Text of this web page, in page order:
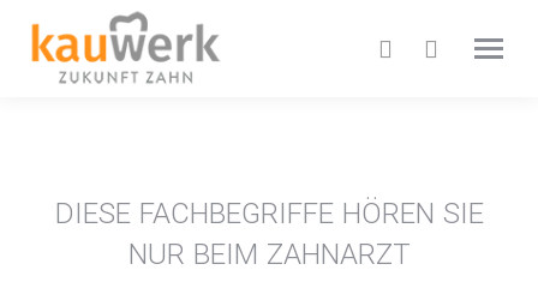
DIESE FACHBEGRIFFE HÖREN SIE
NUR BEIM ZAHNARZT